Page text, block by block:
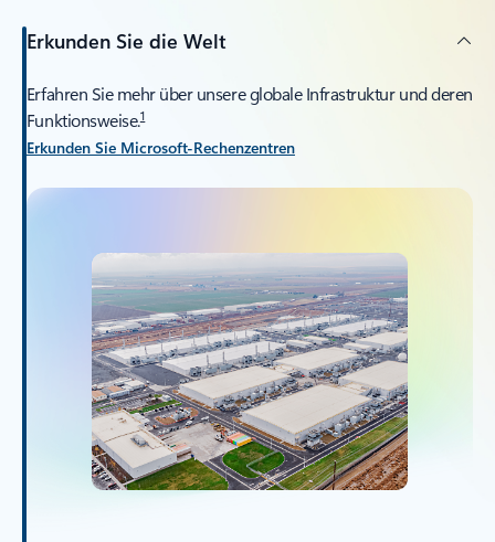
Erkunden Sie die Welt
Erfahren Sie mehr über unsere globale Infrastruktur und deren
Funktionsweise.1
Erkunden Sie Microsoft-Rechenzentren